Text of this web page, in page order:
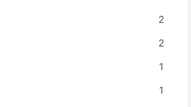
2
2
1
1